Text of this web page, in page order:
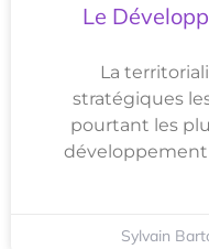
Le
La
stratégiques
pourtant les
développement
Sylvain